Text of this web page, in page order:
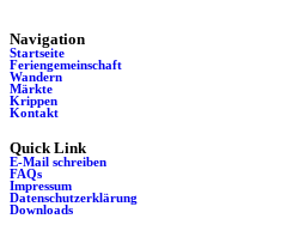
Navigation
Startseite
Feriengemeinschaft
Wandern
Märkte
Krippen
Kontakt
Quick Link
E-Mail schreiben
FAQs
Impressum
Datenschutzerklärung
Downloads